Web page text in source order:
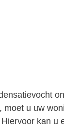
moet u uw
kan u